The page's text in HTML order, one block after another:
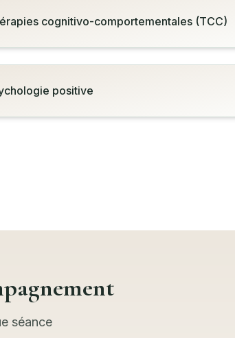
cognitivo-comportementales (TCC)
positive
séance